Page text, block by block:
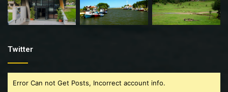
Twitter
Error Can not Get Posts, Incorrect account info.